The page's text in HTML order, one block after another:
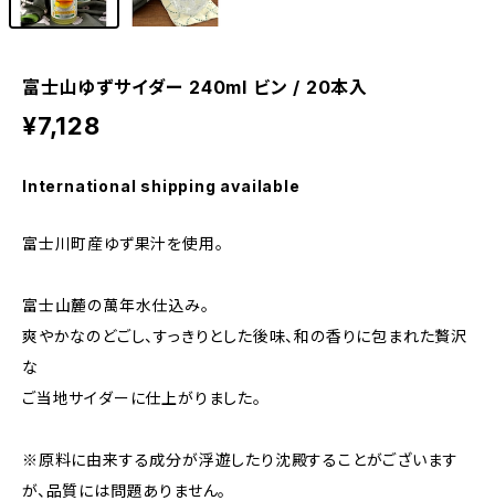
富士山ゆずサイダー 240ml ビン / 20本入
¥7,128
International shipping available
富士川町産ゆず果汁を使用。
富士山麓の萬年水仕込み。
爽やかなのどごし、すっきりとした後味、和の香りに包まれた贅沢
な
ご当地サイダーに仕上がりました。
※原料に由来する成分が浮遊したり沈殿することがございます
が、品質には問題ありません。